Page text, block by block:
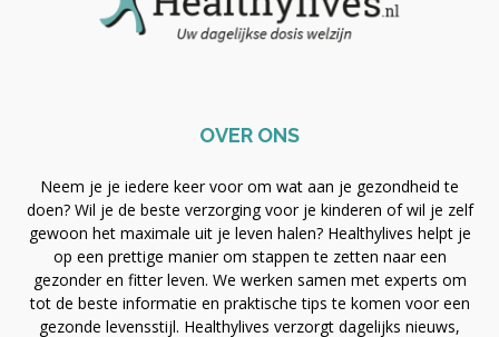
OVER ONS
Neem je je iedere keer voor om wat aan je gezondheid te
doen? Wil je de beste verzorging voor je kinderen of wil je zelf
gewoon het maximale uit je leven halen? Healthylives helpt je
op een prettige manier om stappen te zetten naar een
gezonder en fitter leven. We werken samen met experts om
tot de beste informatie en praktische tips te komen voor een
gezonde levensstijl. Healthylives verzorgt dagelijks nieuws,